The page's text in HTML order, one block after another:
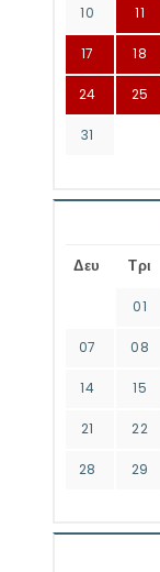
10 11
17 18
24 25
31
Δευ Τρι
01
07 08
14 15
21 22
28 29